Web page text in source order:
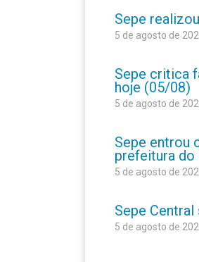
Sepe
5 de agosto de
Sepe critica
hoje (05/08)
5 de agosto de
Sepe entrou
prefeitura do
5 de agosto de
Sepe
5 de agosto de